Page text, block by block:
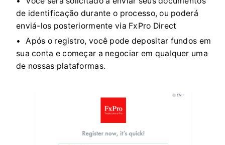
de identificação durante o processo, ou poderá
enviá-los posteriormente via FxPro Direct
Após o registro, você pode depositar fundos em
sua conta e começar a negociar em qualquer uma
de nossas plataformas.